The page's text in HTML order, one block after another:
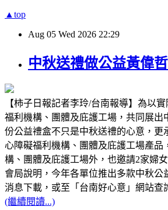
▲top
Aug 05 Wed 2026 22:29
中秋送禮做公益黃偉
【柿子日報記者李玲/台南報導】為以
福利機構、團體及庇護工場，共同展
份公益禮盒不只是中秋送禮的心意，
心障礙福利機構、團體及庇護工場產
構、團體及庇護工場外，也邀請2家婦
會局說明，今年各單位推出多款中秋
消息下載，或至「台南好心意」網站查
(繼續閱讀...)